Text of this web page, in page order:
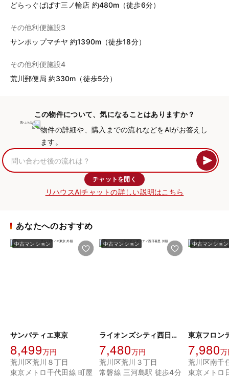
どらっぐぱぱす三ノ輪店 約480m（徒歩6分）
その他利便施設3
サンポップマチヤ 約1390m（徒歩18分）
その他利便施設4
荒川郵便局 約330m（徒歩5分）
この物件について、気になることはありますか？
物件の詳細や、購入までの流れなどをAIがお答えし
ます。
チャットを開く
リハウスAIチャットの詳しい説明はこちら
あなたへのおすすめ
中古マンション
サンパティエ東京
8,499万円
荒川区荒川８丁目
東京メトロ千代田線 町屋
中古マンション
ライオンズシティ西日暮里
7,480万円
荒川区荒川３丁目
常磐線 三河島駅 徒歩4分
中古マンション
7,980万
荒川区南千
東京メトロ